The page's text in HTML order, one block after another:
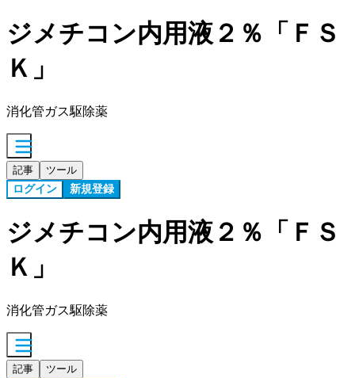
ジメチコン内用液２％「ＦＳ
Ｋ」
消化管ガス駆除薬
記事 ツール
ログイン 新規登録
ジメチコン内用液２％「ＦＳ
Ｋ」
消化管ガス駆除薬
記事 ツール